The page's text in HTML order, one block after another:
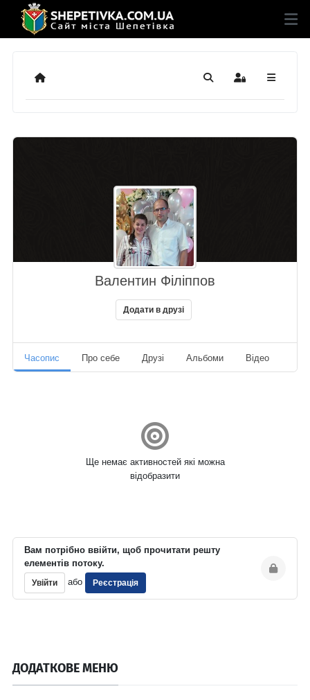
Додому ПошукSign In
Валентин Філіппов
Додати в друзі
Часопис Про себе Друзі Альбоми Відео
Ще немає активностей які можна
відобразити
Вам потрібно ввійти, щоб прочитати решту
елементів потоку.
Увійти або Реєстрація
ДОДАТКОВЕ МЕНЮ